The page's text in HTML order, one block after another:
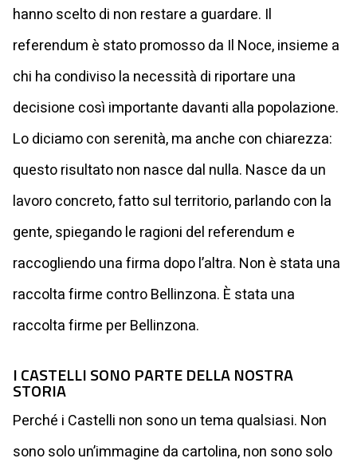
hanno scelto di non restare a guardare. Il
referendum è stato promosso da Il Noce, insieme a
chi ha condiviso la necessità di riportare una
decisione così importante davanti alla popolazione.
Lo diciamo con serenità, ma anche con chiarezza:
questo risultato non nasce dal nulla. Nasce da un
lavoro concreto, fatto sul territorio, parlando con la
gente, spiegando le ragioni del referendum e
raccogliendo una firma dopo l’altra. Non è stata una
raccolta firme contro Bellinzona. È stata una
raccolta firme per Bellinzona.
I CASTELLI SONO PARTE DELLA NOSTRA
STORIA
Perché i Castelli non sono un tema qualsiasi. Non
sono solo un’immagine da cartolina, non sono solo